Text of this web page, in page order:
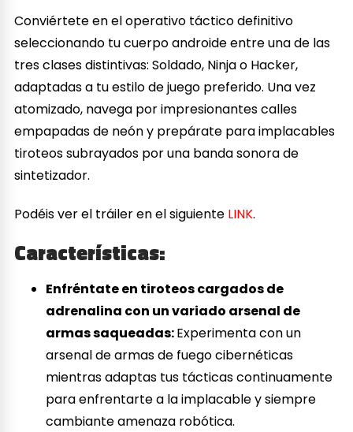
Conviértete en el operativo táctico definitivo
seleccionando tu cuerpo androide entre una de las
tres clases distintivas: Soldado, Ninja o Hacker,
adaptadas a tu estilo de juego preferido. Una vez
atomizado, navega por impresionantes calles
empapadas de neón y prepárate para implacables
tiroteos subrayados por una banda sonora de
sintetizador.
Podéis ver el tráiler en el siguiente LINK.
Características:
Enfréntate en tiroteos cargados de
adrenalina con un variado arsenal de
armas saqueadas:Experimenta con un
arsenal de armas de fuego cibernéticas
mientras adaptas tus tácticas continuamente
para enfrentarte a la implacable y siempre
cambiante amenaza robótica.